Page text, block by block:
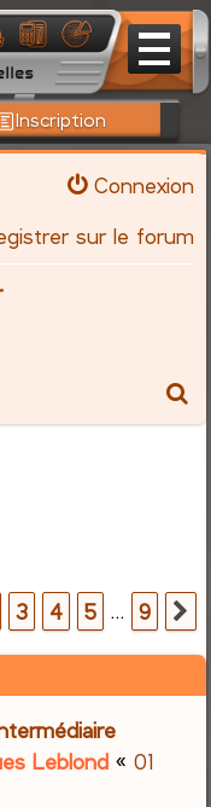
Inscription
Connexion
sur le forum
e
r
3 4 5 … 9
Leblond «01